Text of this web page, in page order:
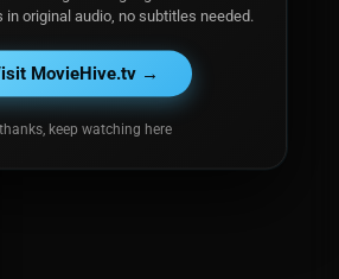
in original audio, no subtitles needed.
MovieHive.tv →
keep watching here